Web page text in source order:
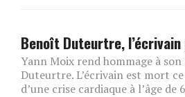
Benoît Duteurtre,
Yann Moix rend hommage à
Duteurtre. L’écrivain est mort
d’une crise cardiaque à l’âge de